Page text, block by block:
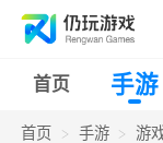
首页 手游
首页 手游 游